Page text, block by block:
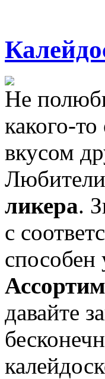
Не
какого-
вкусом
ликера.
с
способен
давайте